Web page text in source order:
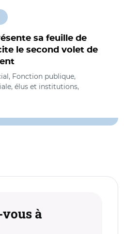
sa feuille de
le second volet de
Fonction publique,
élus et institutions,
à